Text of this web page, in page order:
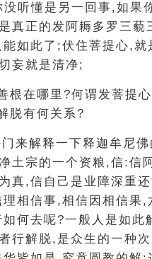
听懂是另一回事,如果
真正的发阿耨多罗三藐
如此了;伏住菩提心,就
妄就是清净;
根在哪里?何谓发菩提
脱有何关系?
来解释一下释迦牟尼
土宗的一个资粮,信:信
真,信自己是业障深重
相信事,相信因相信果,
何去呢?一般人是如此
行解脱,是众生的一种